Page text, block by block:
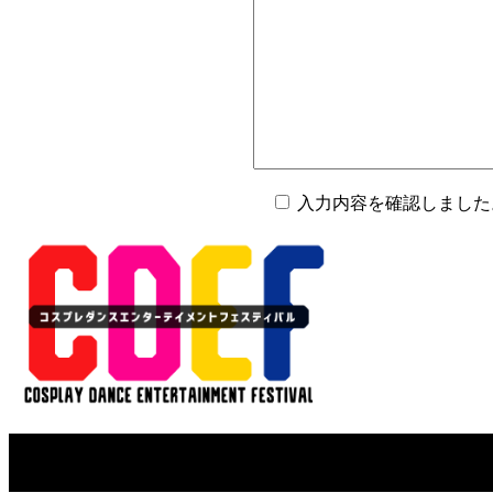
入力内容を確認しました